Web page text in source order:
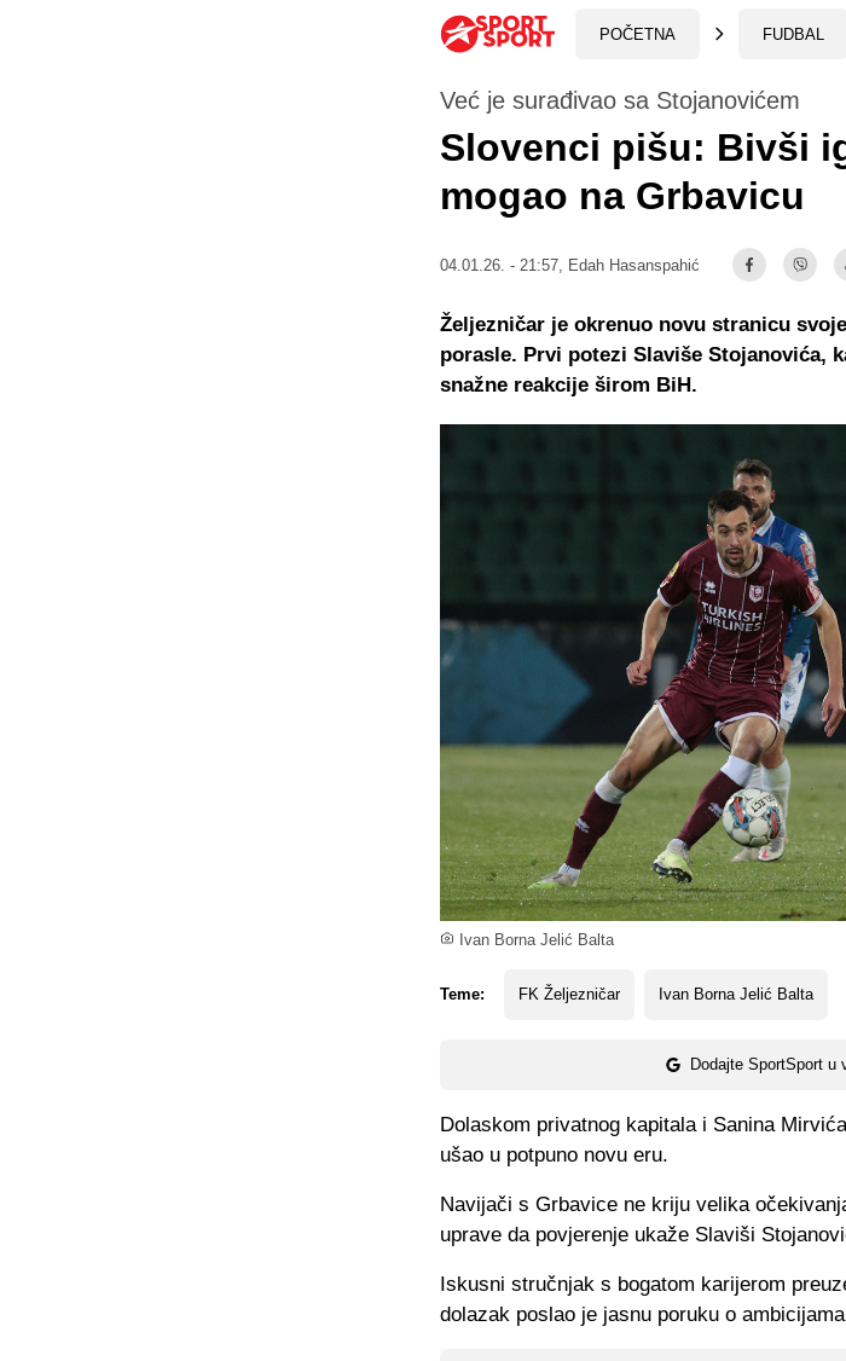
POČETNA FUDBAL
Ivan Borna Jelić Balta
Već je surađivao sa Stojanovićem
Slovenci pišu: Bivši
mogao na Grbavicu
04.01.26. - 21:57, Edah Hasanspahić
Teme: FK Željezničar Ivan Borna Jelić Balta
Dodajte SportSport u
Željezničar je okrenuo novu stranicu
porasle. Prvi potezi Slaviše Stojanovića,
snažne reakcije širom BiH.
Dolaskom privatnog kapitala i Sanina
ušao u potpuno novu eru.
Navijači s Grbavice ne kriju velika
uprave da povjerenje ukaže Slaviši
Iskusni stručnjak s bogatom karijerom
dolazak poslao je jasnu poruku o